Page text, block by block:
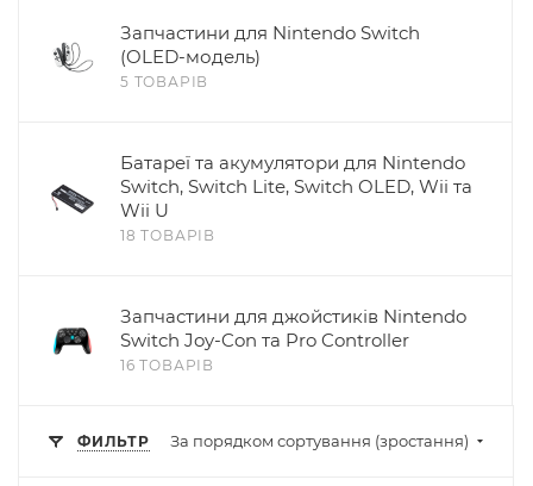
Запчастини для Nintendo Switch
(OLED-модель)
5 ТОВАРІВ
Батареї та акумулятори для Nintendo
Switch, Switch Lite, Switch OLED, Wii та
Wii U
18 ТОВАРІВ
Запчастини для джойстиків Nintendo
Switch Joy-Con та Pro Controller
16 ТОВАРІВ
ФИЛЬТР За порядком сортування (зростання)